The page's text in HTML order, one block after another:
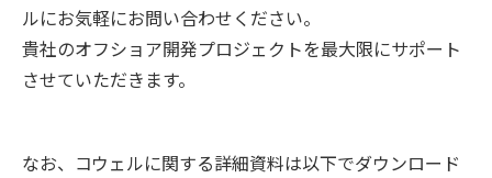
ルにお気軽にお問い合わせください。
貴社のオフショア開発プロジェクトを最大限にサポート
させていただきます。
なお、コウェルに関する詳細資料は以下でダウンロード